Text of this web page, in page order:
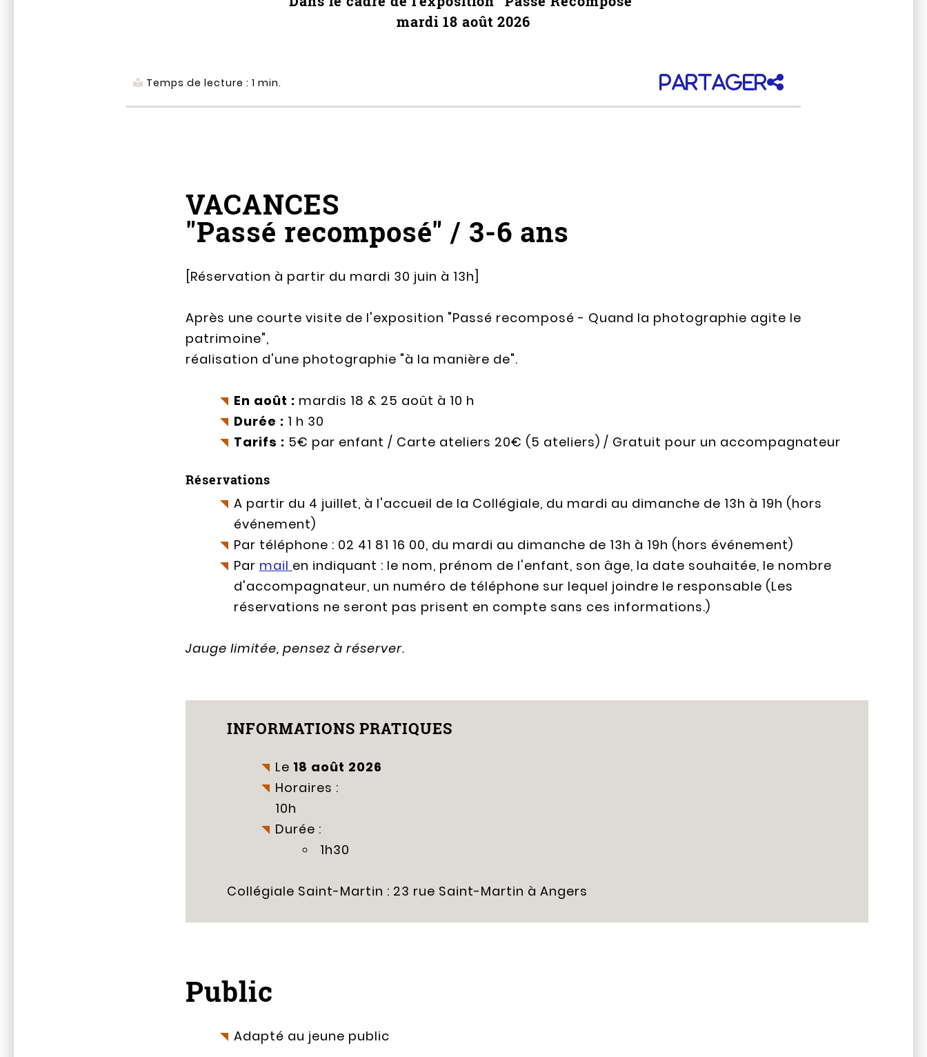
mardi 18 août 2026
Temps de lecture : 1 min. Partager
VACANCES
"Passé recomposé" / 3-6 ans
[Réservation à partir du mardi 30 juin à 13h]
Après une courte visite de l'exposition "Passé recomposé - Quand la photographie agite le
patrimoine",
réalisation d'une photographie "à la manière de".
En août : mardis 18 & 25 août à 10 h
Durée : 1 h 30
Tarifs : 5€ par enfant / Carte ateliers 20€ (5 ateliers) / Gratuit pour un accompagnateur
Réservations
A partir du 4 juillet, à l'accueil de la Collégiale, du mardi au dimanche de 13h à 19h (hors
événement)
Par téléphone : 02 41 81 16 00, du mardi au dimanche de 13h à 19h (hors événement)
Par mail en indiquant : le nom, prénom de l'enfant, son âge, la date souhaitée, le nombre
d'accompagnateur, un numéro de téléphone sur lequel joindre le responsable (Les
réservations ne seront pas prisent en compte sans ces informations.)
Jauge limitée, pensez à réserver.
INFORMATIONS PRATIQUES
Le 18 août 2026
Horaires :
10h
Durée :
1h30
Collégiale Saint-Martin : 23 rue Saint-Martin à Angers
Public
Adapté au jeune public